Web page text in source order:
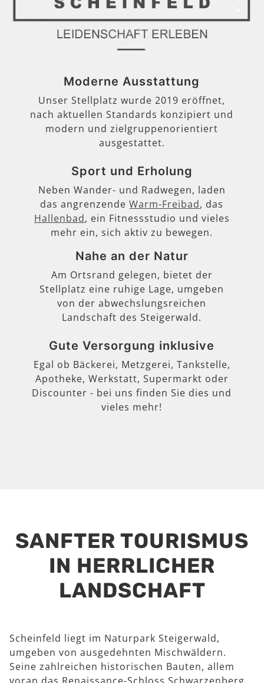
Moderne Ausstattung
Unser Stellplatz wurde 2019 eröffnet,
nach aktuellen Standards konzipiert und
modern und zielgruppenorientiert
ausgestattet.
Sport und Erholung
Neben Wander- und Radwegen, laden
das angrenzendeWarm-Freibad, das
Hallenbad, ein Fitnessstudio und vieles
mehr ein, sich aktiv zu bewegen.
Nahe an der Natur
Am Ortsrand gelegen, bietet der
Stellplatz eine ruhige Lage, umgeben
von der abwechslungsreichen
Landschaft des Steigerwald.
Gute Versorgung inklusive
Egal ob Bäckerei, Metzgerei, Tankstelle,
Apotheke, Werkstatt, Supermarkt oder
Discounter - bei uns finden Sie dies und
vieles mehr!
SANFTER TOURISMUS
IN HERRLICHER
LANDSCHAFT
Scheinfeld liegt im Naturpark Steigerwald,
umgeben von ausgedehnten Mischwäldern.
Seine zahlreichen historischen Bauten, allem